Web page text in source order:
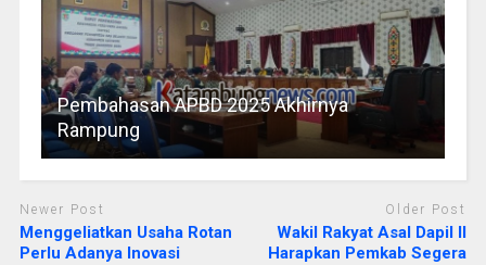
Pembahasan APBD 2025 Akhirnya
Rampung
Newer Post
Menggeliatkan Usaha Rotan
Perlu Adanya Inovasi
Older Post
Wakil Rakyat Asal Dapil II
Harapkan Pemkab Segera